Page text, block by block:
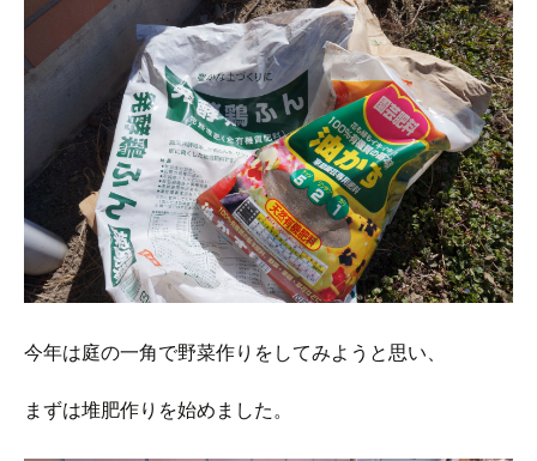
今年は庭の一角で野菜作りをしてみようと思い、
まずは堆肥作りを始めました。